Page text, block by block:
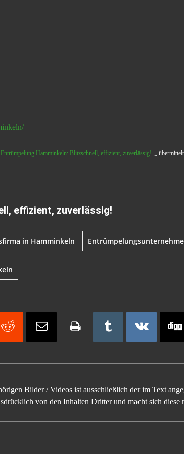
Entrümpelung Hamminkeln: Blitzschnell, effizient, zuverlässig! „,
effizient, zuverlässig!
in Hamminkeln
Bilder / Videos ist ausschließlich der im Text
von den Inhalten Dritter und macht sich diese